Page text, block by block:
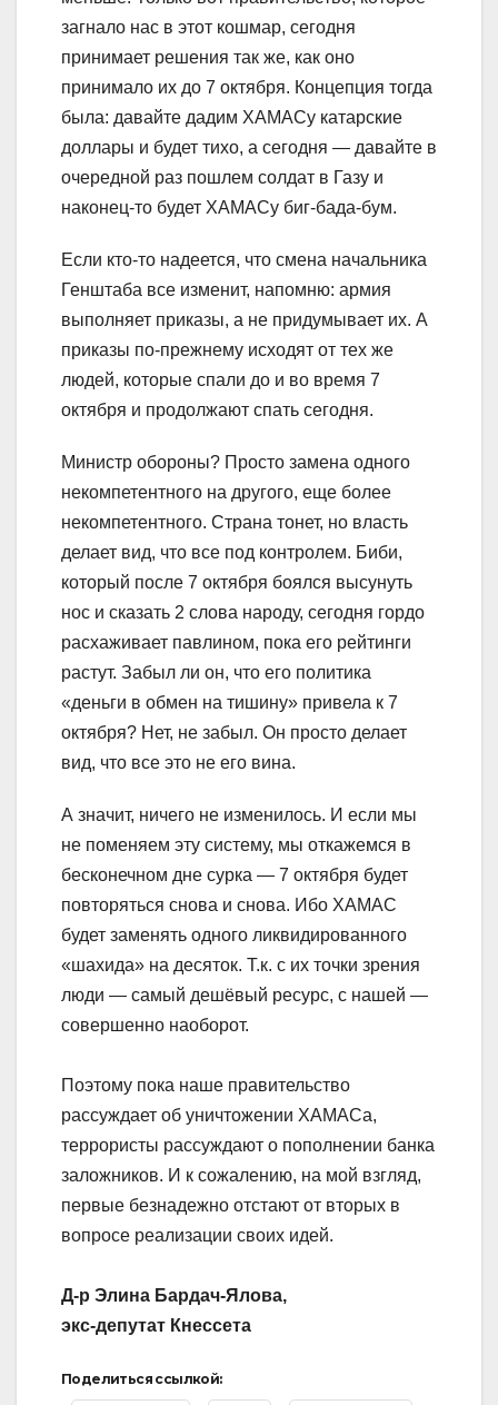
загнало нас в этот кошмар, сегодня
принимает решения так же, как оно
принимало их до 7 октября. Концепция тогда
была: давайте дадим ХАМАСу катарские
доллары и будет тихо, а сегодня — давайте в
очередной раз пошлем солдат в Газу и
наконец-то будет ХАМАСу биг-бада-бум.
Если кто-то надеется, что смена начальника
Генштаба все изменит, напомню: армия
выполняет приказы, а не придумывает их. А
приказы по-прежнему исходят от тех же
людей, которые спали до и во время 7
октября и продолжают спать сегодня.
Министр обороны? Просто замена одного
некомпетентного на другого, еще более
некомпетентного. Страна тонет, но власть
делает вид, что все под контролем. Биби,
который после 7 октября боялся высунуть
нос и сказать 2 слова народу, сегодня гордо
расхаживает павлином, пока его рейтинги
растут. Забыл ли он, что его политика
«деньги в обмен на тишину» привела к 7
октября? Нет, не забыл. Он просто делает
вид, что все это не его вина.
А значит, ничего не изменилось. И если мы
не поменяем эту систему, мы откажемся в
бесконечном дне сурка — 7 октября будет
повторяться снова и снова. Ибо ХАМАС
будет заменять одного ликвидированного
«шахида» на десяток. Т.к. с их точки зрения
люди — самый дешёвый ресурс, с нашей —
совершенно наоборот.
Поэтому пока наше правительство
рассуждает об уничтожении ХАМАСа,
террористы рассуждают о пополнении банка
заложников. И к сожалению, на мой взгляд,
первые безнадежно отстают от вторых в
вопросе реализации своих идей.
Д-р Элина Бардач-Ялова,
экс-депутат Кнессета
Поделиться ссылкой: